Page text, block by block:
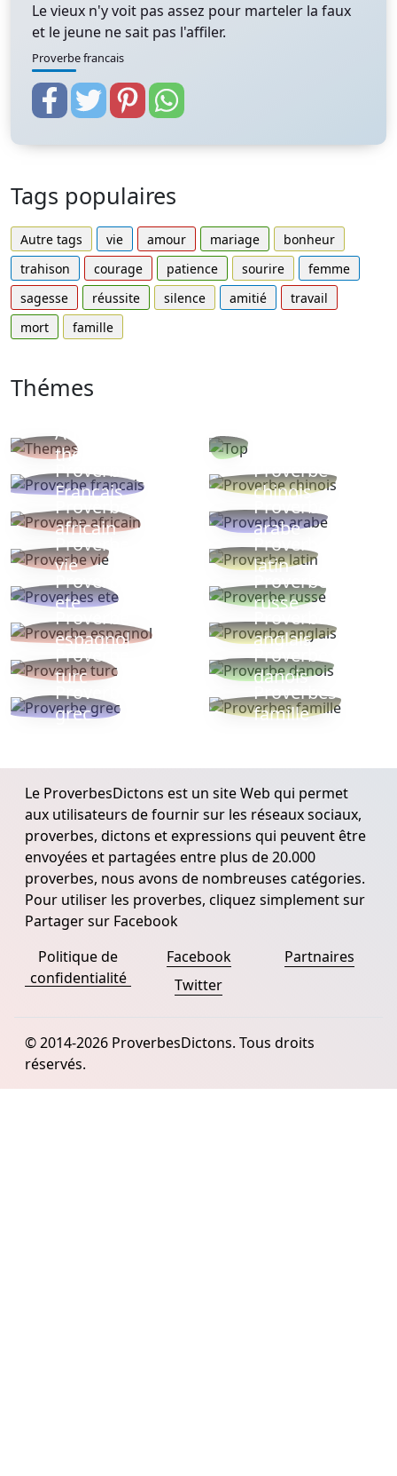
Le vieux n'y voit pas assez pour marteler la faux
et le jeune ne sait pas l'affiler.
Proverbe francais
Tags populaires
Autre tags vie amour mariage
bonheur
trahison
courage patience sourire
femme
sagesse
réussite silence amitié
travail
mort
famille
Thémes
Autres
thèmes
Proverbe
Français
Proverbe
chinois
Proverbe
africain
Proverbe
arabe
Proverbe
vie
Proverbe
latin
Proverbes
ete
Proverbe
russe
Proverbe
espagnol
Proverbe
anglais
Proverbe
turc
Proverbe
danois
Proverbe
grec
Proverbes
famille
Le ProverbesDictons est un site Web qui permet
aux utilisateurs de fournir sur les réseaux sociaux,
proverbes, dictons et expressions qui peuvent être
envoyées et partagées entre plus de 20.000
proverbes, nous avons de nombreuses catégories.
Pour utiliser les proverbes, cliquez simplement sur
Partager sur Facebook
Politique de
confidentialité
Facebook
Twitter
Partnaires
© 2014-2026 ProverbesDictons. Tous droits
réservés.